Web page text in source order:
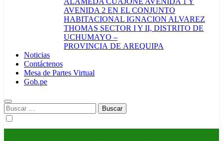
AVENIDA 2 EN EL CONJUNTO
HABITACIONAL IGNACION ALVAREZ
THOMAS SECTOR I Y II, DISTRITO DE
UCHUMAYO –
PROVINCIA DE AREQUIPA
Noticias
Contáctenos
Mesa de Partes Virtual
Gob.pe
Buscar: